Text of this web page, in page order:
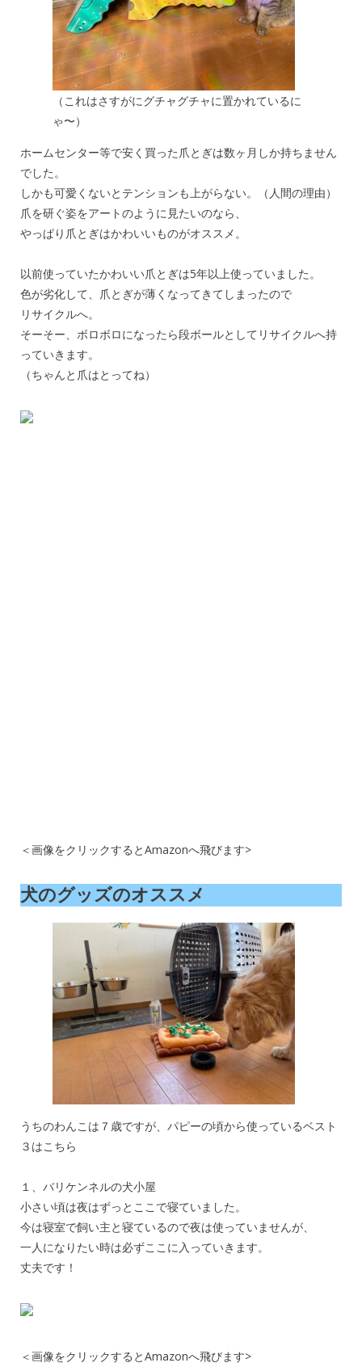
（これはさすがにグチャグチャに置かれているに
ゃ〜）
ホームセンター等で安く買った爪とぎは数ヶ月しか持ちません
でした。
しかも可愛くないとテンションも上がらない。（人間の理由）
爪を研ぐ姿をアートのように見たいのなら、
やっぱり爪とぎはかわいいものがオススメ。
以前使っていたかわいい爪とぎは5年以上使っていました。
色が劣化して、爪とぎが薄くなってきてしまったので
リサイクルへ。
そーそー、ボロボロになったら段ボールとしてリサイクルへ持
っていきます。
（ちゃんと爪はとってね）
＜画像をクリックするとAmazonへ飛びます>
犬のグッズのオススメ
うちのわんこは７歳ですが、パピーの頃から使っているベスト
３はこちら
１、バリケンネルの犬小屋
小さい頃は夜はずっとここで寝ていました。
今は寝室で飼い主と寝ているので夜は使っていませんが、
一人になりたい時は必ずここに入っていきます。
丈夫です！
＜画像をクリックするとAmazonへ飛びます>